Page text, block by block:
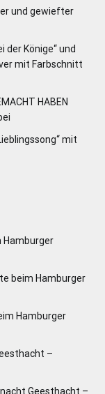
und gewiefter
der Könige“ und
mit Farbschnitt
HABEN
mit
Hamburger
beim Hamburger
Hamburger
–
Geesthacht –